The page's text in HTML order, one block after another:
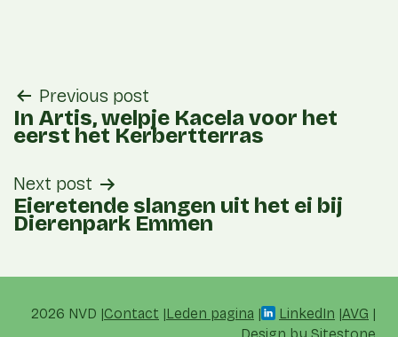
post
navigation
Previous post
In Artis, welpje Kacela voor het
eerst het Kerbertterras
Next post
Eieretende slangen uit het ei bij
Dierenpark Emmen
2026 NVD Contact Leden pagina LinkedIn AVG